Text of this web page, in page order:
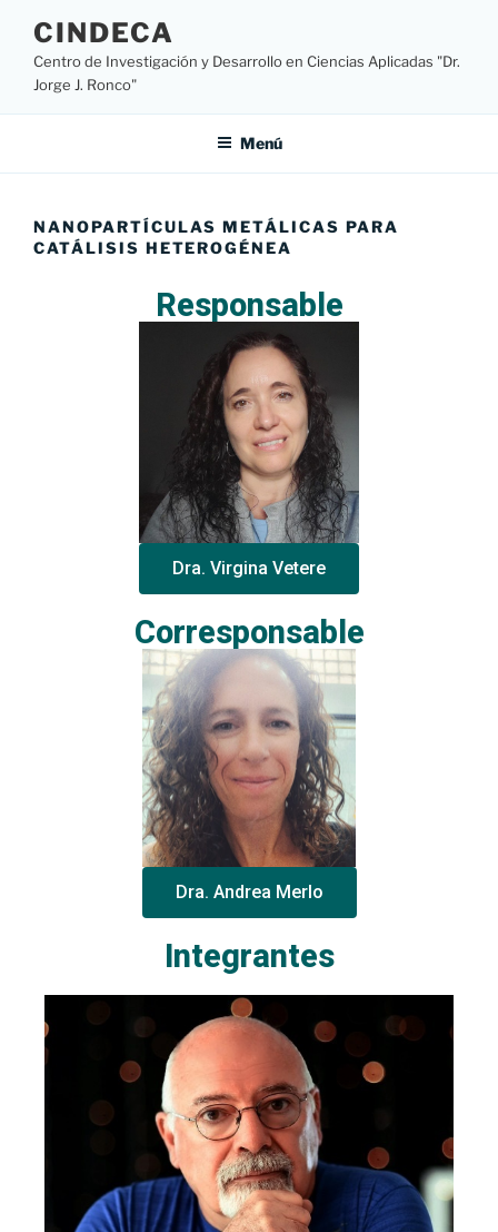
CINDECA
Centro de Investigación y Desarrollo en Ciencias Aplicadas "Dr.
Jorge J. Ronco"
Menú
NANOPARTÍCULAS METÁLICAS PARA
CATÁLISIS HETEROGÉNEA
Responsable
Dra. Virgina Vetere
Corresponsable
Dra. Andrea Merlo
Integrantes